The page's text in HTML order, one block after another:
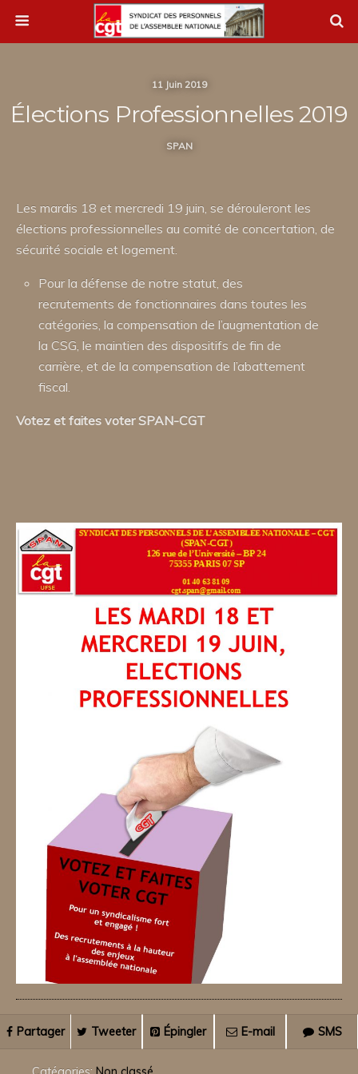
11 Juin 2019
Élections Professionnelles 2019
SPAN
Les mardis 18 et mercredi 19 juin, se dérouleront les
élections professionnelles au comité de concertation, de
sécurité sociale et logement.
Pour la défense de notre statut, des
recrutements de fonctionnaires dans toutes les
catégories, la compensation de l’augmentation de
la CSG, le maintien des dispositifs de fin de
carrière, et de la compensation de l’abattement
fiscal.
Votez et faites voter SPAN-CGT
Partager Tweeter Épingler E-mail SMS